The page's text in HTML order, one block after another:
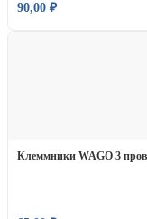
90,00 ₽
Клеммники WAGO 3